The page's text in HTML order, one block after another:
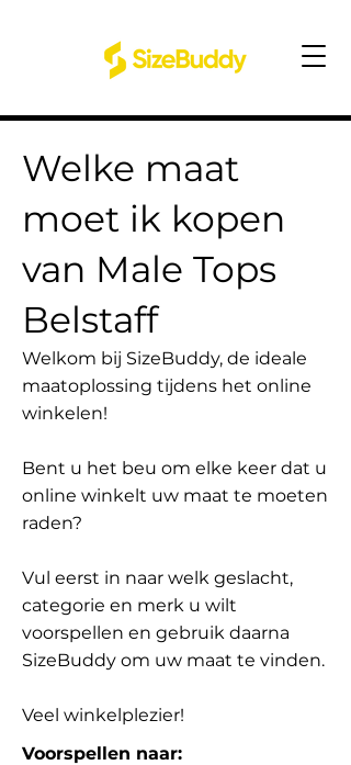
Welke maat
moet ik kopen
van Male Tops
Belstaff
Welkom bij SizeBuddy, de ideale
maatoplossing tijdens het online
winkelen!
Bent u het beu om elke keer dat u
online winkelt uw maat te moeten
raden?
Vul eerst in naar welk geslacht,
categorie en merk u wilt
voorspellen en gebruik daarna
SizeBuddy om uw maat te vinden.
Veel winkelplezier!
Voorspellen naar: